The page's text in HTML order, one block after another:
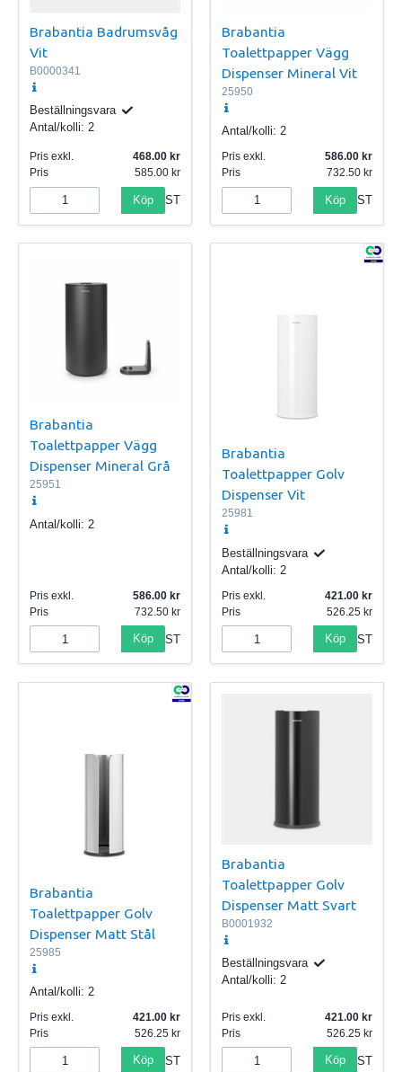
Brabantia Badrumsvåg
Vit
B0000341
Beställningsvara
Antal/kolli: 2
Pris exkl.
468.00
Pris
585.00
Köp ST
Brabantia
Toalettpapper Vägg
Dispenser Mineral Vit
25950
Antal/kolli: 2
Pris exkl.
586.00
Pris
732.50
Köp ST
Brabantia
Toalettpapper Vägg
Dispenser Mineral Grå
25951
Antal/kolli: 2
Pris exkl.
586.00
Pris
732.50
Köp ST
Brabantia
Toalettpapper Golv
Dispenser Vit
25981
Beställningsvara
Antal/kolli: 2
Pris exkl.
421.00
Pris
526.25
Köp ST
Brabantia
Toalettpapper Golv
Dispenser Matt Stål
25985
Antal/kolli: 2
Pris exkl.
421.00
Pris
526.25
Köp ST
Brabantia
Toalettpapper Golv
Dispenser Matt Svart
B0001932
Beställningsvara
Antal/kolli: 2
Pris exkl.
421.00
Pris
526.25
Köp ST